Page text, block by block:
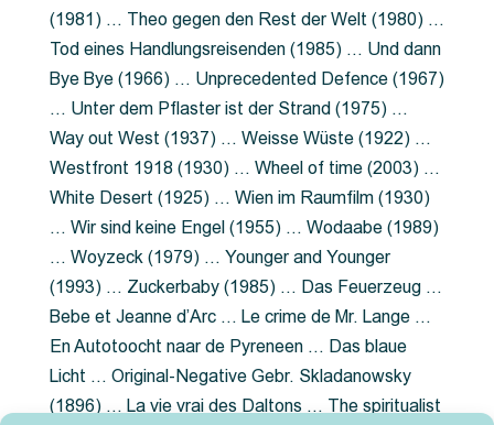
(1981) … Theo gegen den Rest der Welt (1980) …
Tod eines Handlungsreisenden (1985) … Und dann
Bye Bye (1966) … Unprecedented Defence (1967)
… Unter dem Pflaster ist der Strand (1975) …
Way out West (1937) … Weisse Wüste (1922) …
Westfront 1918 (1930) … Wheel of time (2003) …
White Desert (1925) … Wien im Raumfilm (1930)
… Wir sind keine Engel (1955) … Wodaabe (1989)
… Woyzeck (1979) … Younger and Younger
(1993) … Zuckerbaby (1985) … Das Feuerzeug …
Bebe et Jeanne d’Arc … Le crime de Mr. Lange …
En Autotoocht naar de Pyreneen … Das blaue
Licht … Original-Negative Gebr. Skladanowsky
(1896) … La vie vrai des Daltons … The spiritualist